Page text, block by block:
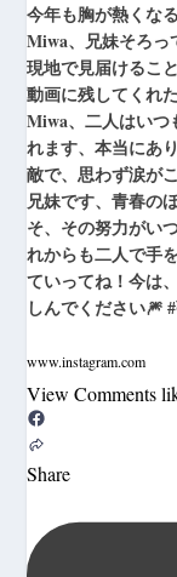
今年も胸が熱くな
Miwa、兄妹そろ
現地で見届けるこ
動画に残してくれ
Miwa、二人はいつ
れます、本当にあ
敵で、思わず涙が
兄妹です、青春の
そ、その努力がい
れからも二人で手
ていってね！今は
しんでください🎆
www.instagram.com
View Comments
Share